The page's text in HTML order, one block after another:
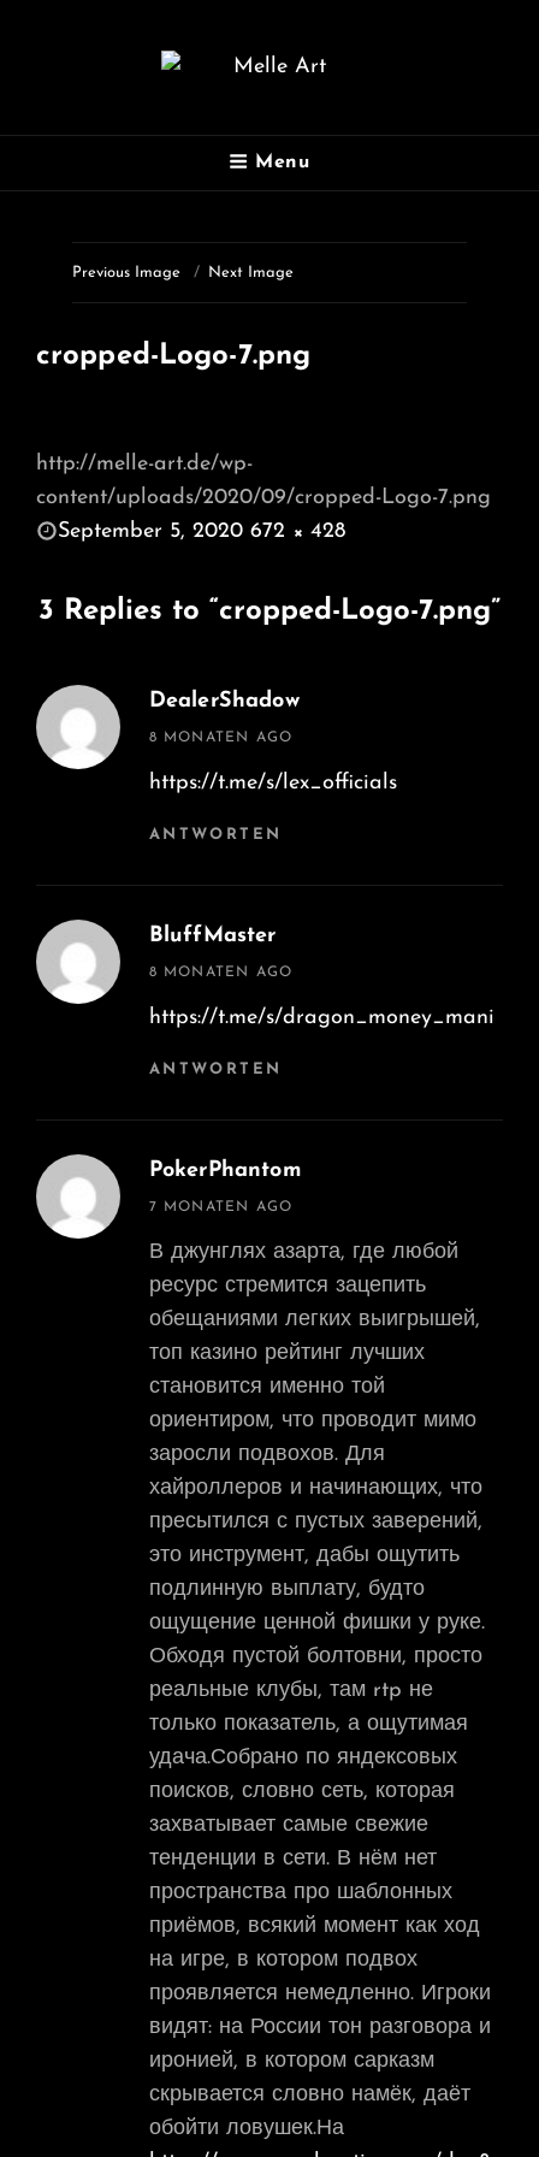
MELLE ART
Menu
Previous Image Next Image
cropped-Logo-7.png
http://melle-art.de/wp-
content/uploads/2020/09/cropped-Logo-7.png
POSTED
September 5, 2020
SIZE
672 × 428
3 Replies to “cropped-Logo-7.png”
DealerShadow
says:
8 MONATEN AGO
https://t.me/s/lex_officials
ANTWORTEN
BluffMaster
says:
8 MONATEN AGO
https://t.me/s/dragon_money_mani
ANTWORTEN
PokerPhantom
says:
7 MONATEN AGO
В джунглях азарта, где любой
ресурс стремится зацепить
обещаниями легких выигрышей,
топ казино рейтинг лучших
становится именно той
ориентиром, что проводит мимо
заросли подвохов. Для
хайроллеров и начинающих, что
пресытился с пустых заверений,
это инструмент, дабы ощутить
подлинную выплату, будто
ощущение ценной фишки у руке.
Обходя пустой болтовни, просто
реальные клубы, там rtp не
только показатель, а ощутимая
удача.Собрано по яндексовых
поисков, словно сеть, которая
захватывает самые свежие
тенденции в сети. В нём нет
пространства про шаблонных
приёмов, всякий момент как ход
на игре, в котором подвох
проявляется немедленно. Игроки
видят: на России тон разговора и
иронией, в котором сарказм
скрывается словно намёк, даёт
обойти ловушек.На